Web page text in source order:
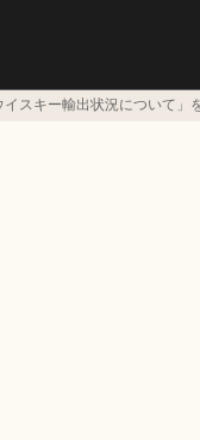
イスキー輸出状況について」